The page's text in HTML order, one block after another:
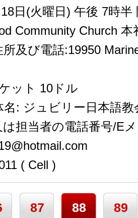
日(火曜日) 午後 7時半
Community Church
及び電話:19950
ット 10ドル
名: ジュビリー日本語教
は担当者の電話番号/E
( Cell )
87 88 89